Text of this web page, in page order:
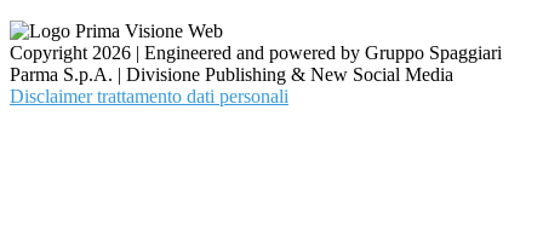
Copyright 2026 | Engineered and powered by Gruppo Spaggiari
Parma S.p.A. | Divisione Publishing & New Social Media
Disclaimer trattamento dati personali